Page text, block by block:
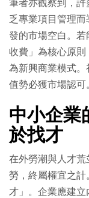
筆者亦觀察到，
乏專業項目管理
發的市場空白。
收費」為核心原
為新興商業模式
值勢必獲市場認可
中小企業
於找才
在外勞潮與人才
勞，終屬權宜之
才」。企業應建